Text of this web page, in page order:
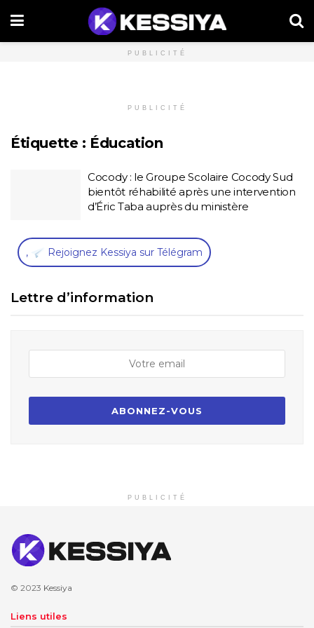
PUBLICITÉ
PUBLICITÉ
Étiquette : Éducation
Cocody : le Groupe Scolaire Cocody Sud
bientôt réhabilité après une intervention
d’Éric Taba auprès du ministère
, Rejoignez Kessiya sur Télégram
Lettre d’information
PUBLICITÉ
© 2023 Kessiya
Liens utiles